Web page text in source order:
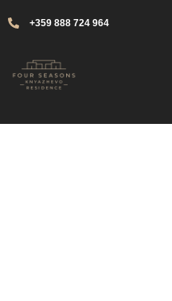
+359 888 724 964